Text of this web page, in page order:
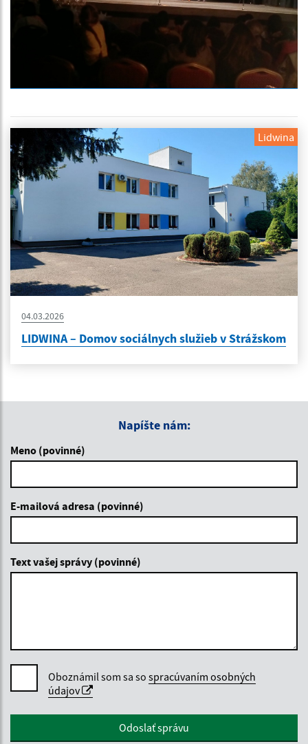
Lidwina
04.03.2026
LIDWINA – Domov sociálnych služieb v Strážskom
Napíšte nám:
Meno (povinné)
E-mailová adresa (povinné)
Text vašej správy (povinné)
Oboznámil som sa so spracúvaním osobných
údajov
Google reCaptcha ResponseOdoslať správu